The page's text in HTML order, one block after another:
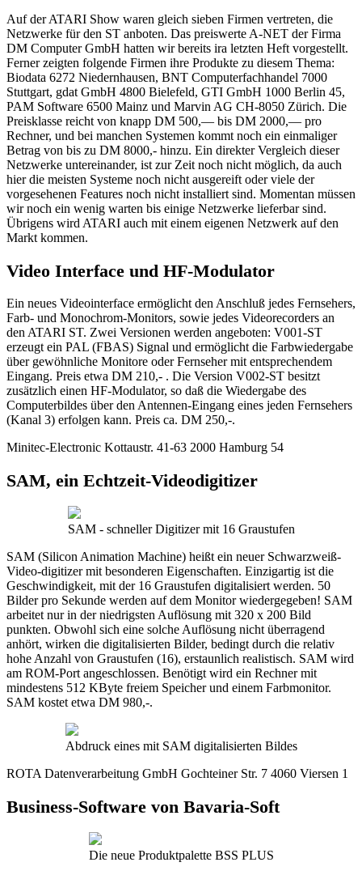
Auf der ATARI Show waren gleich sieben Firmen vertreten, die
Netzwerke für den ST anboten. Das preiswerte A-NET der Firma
DM Computer GmbH hatten wir bereits ira letzten Heft vorgestellt.
Ferner zeigten folgende Firmen ihre Produkte zu diesem Thema:
Biodata 6272 Niedernhausen, BNT Computerfachhandel 7000
Stuttgart, gdat GmbH 4800 Bielefeld, GTI GmbH 1000 Berlin 45,
PAM Software 6500 Mainz und Marvin AG CH-8050 Zürich. Die
Preisklasse reicht von knapp DM 500,— bis DM 2000,— pro
Rechner, und bei manchen Systemen kommt noch ein einmaliger
Betrag von bis zu DM 8000,- hinzu. Ein direkter Vergleich dieser
Netzwerke untereinander, ist zur Zeit noch nicht möglich, da auch
hier die meisten Systeme noch nicht ausgereift oder viele der
vorgesehenen Features noch nicht installiert sind. Momentan müssen
wir noch ein wenig warten bis einige Netzwerke lieferbar sind.
Übrigens wird ATARI auch mit einem eigenen Netzwerk auf den
Markt kommen.
Video Interface und HF-Modulator
Ein neues Videointerface ermöglicht den Anschluß jedes Fernsehers,
Farb- und Monochrom-Monitors, sowie jedes Videorecorders an
den ATARI ST. Zwei Versionen werden angeboten: V001-ST
erzeugt ein PAL (FBAS) Signal und ermöglicht die Farbwiedergabe
über gewöhnliche Monitore oder Fernseher mit entsprechendem
Eingang. Preis etwa DM 210,- . Die Version V002-ST besitzt
zusätzlich einen HF-Modulator, so daß die Wiedergabe des
Computerbildes über den Antennen-Eingang eines jeden Fernsehers
(Kanal 3) erfolgen kann. Preis ca. DM 250,-.
Minitec-Electronic Kottaustr. 41-63 2000 Hamburg 54
SAM, ein Echtzeit-Videodigitizer
SAM - schneller Digitizer mit 16 Graustufen
SAM (Silicon Animation Machine) heißt ein neuer Schwarzweiß-
Video-digitizer mit besonderen Eigenschaften. Einzigartig ist die
Geschwindigkeit, mit der 16 Graustufen digitalisiert werden. 50
Bilder pro Sekunde werden auf dem Monitor wiedergegeben! SAM
arbeitet nur in der niedrigsten Auflösung mit 320 x 200 Bild
punkten. Obwohl sich eine solche Auflösung nicht überragend
anhört, wirken die digitalisierten Bilder, bedingt durch die relativ
hohe Anzahl von Graustufen (16), erstaunlich realistisch. SAM wird
am ROM-Port angeschlossen. Benötigt wird ein Rechner mit
mindestens 512 KByte freiem Speicher und einem Farbmonitor.
SAM kostet etwa DM 980,-.
Abdruck eines mit SAM digitalisierten Bildes
ROTA Datenverarbeitung GmbH Gochteiner Str. 7 4060 Viersen 1
Business-Software von Bavaria-Soft
Die neue Produktpalette BSS PLUS